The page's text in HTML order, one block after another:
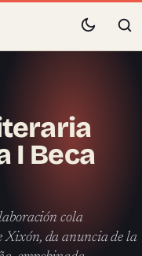
I Beca
cola
Xixón, da anuncia de la